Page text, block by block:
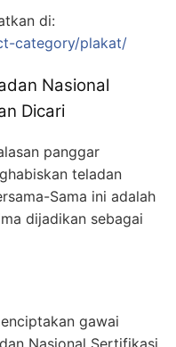
di:
category/plakat/
Nasional
Dicari
panggar
teladan
Sama ini adalah
dijadikan sebagai
gawai
Nasional Sertifikasi